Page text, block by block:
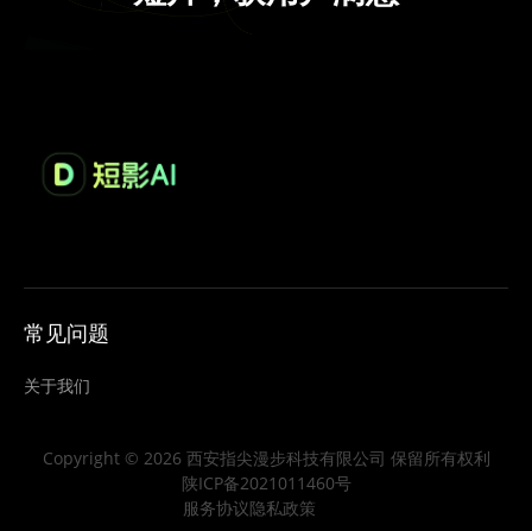
常见问题
关于我们
Copyright © 2026 西安指尖漫步科技有限公司 保留所有权利
陕ICP备2021011460号
服务协议隐私政策